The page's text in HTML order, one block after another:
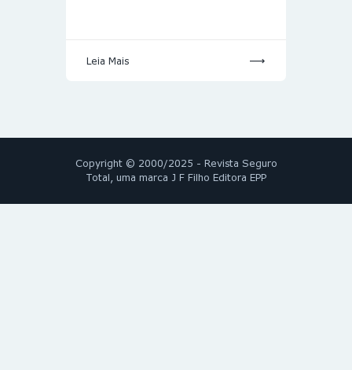
Leia Mais
Copyright © 2000/2025 - Revista Seguro
Total, uma marca J F Filho Editora EPP